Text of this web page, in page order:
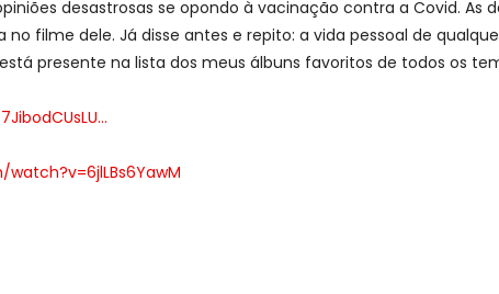
desastrosas se opondo à vacinação contra a Covid. As
filme dele. Já disse antes e repito: a vida pessoal de
presente na lista dos meus álbuns favoritos de todos os